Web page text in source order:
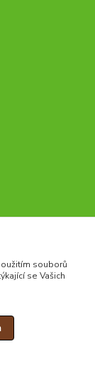
souborů
se Vašich